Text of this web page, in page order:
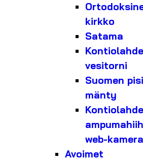
kirkko
Satama
vesitorni
Suomen
mänty
web-kamera
Avoimet